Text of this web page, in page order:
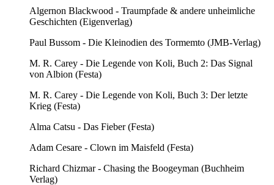
Algernon Blackwood - Traumpfade & andere unheimliche
Geschichten (Eigenverlag)
Paul Bussom - Die Kleinodien des Tormemto (JMB-Verlag)
M. R. Carey - Die Legende von Koli, Buch 2: Das Signal
von Albion (Festa)
M. R. Carey - Die Legende von Koli, Buch 3: Der letzte
Krieg (Festa)
Alma Catsu - Das Fieber (Festa)
Adam Cesare - Clown im Maisfeld (Festa)
Richard Chizmar - Chasing the Boogeyman (Buchheim
Verlag)